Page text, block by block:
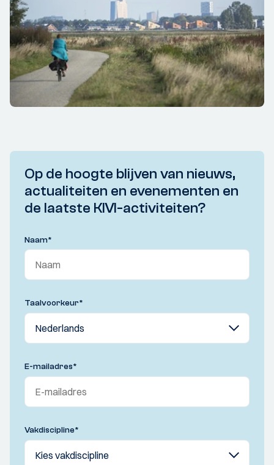
Op de hoogte blijven van nieuws,
actualiteiten en evenementen en
de laatste KIVI-activiteiten?
Naam*
Taalvoorkeur*
E-mailadres*
Vakdiscipline*